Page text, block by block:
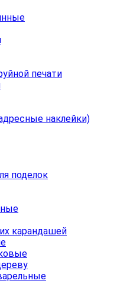
печати
наклейки)
поделок
карандашей